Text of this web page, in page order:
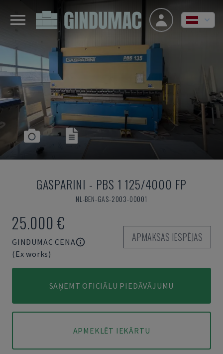
GASPARINI - PBS 1 125/4000 FP
NL-BEN-GAS-2003-00001
25.000 €
GINDUMAC CENA
(Ex works)
APMAKSAS IESPĒJAS
SAŅEMT OFICIĀLU PIEDĀVĀJUMU
APMEKLĒT IEKĀRTU